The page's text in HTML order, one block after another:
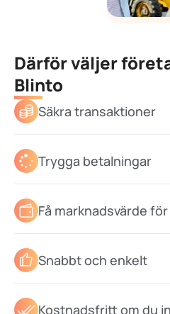
Därför väljer
Blinto
Säkra transaktioner
Trygga betalningar
Få marknadsvärde
Snabbt och enkelt
Kostnadsfritt om du